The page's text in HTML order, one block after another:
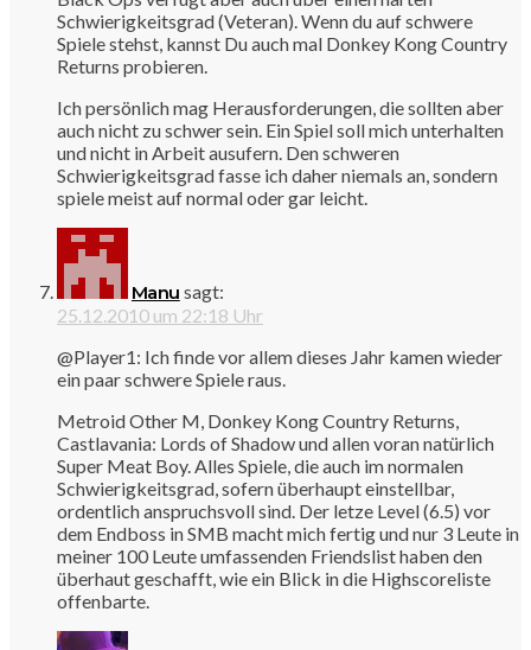
Schwierigkeitsgrad (Veteran). Wenn du auf schwere
Spiele stehst, kannst Du auch mal Donkey Kong Country
Returns probieren.
Ich persönlich mag Herausforderungen, die sollten aber
auch nicht zu schwer sein. Ein Spiel soll mich unterhalten
und nicht in Arbeit ausufern. Den schweren
Schwierigkeitsgrad fasse ich daher niemals an, sondern
spiele meist auf normal oder gar leicht.
Manu sagt:
25.12.2010 um 22:18 Uhr
@Player1: Ich finde vor allem dieses Jahr kamen wieder
ein paar schwere Spiele raus.
Metroid Other M, Donkey Kong Country Returns,
Castlavania: Lords of Shadow und allen voran natürlich
Super Meat Boy. Alles Spiele, die auch im normalen
Schwierigkeitsgrad, sofern überhaupt einstellbar,
ordentlich anspruchsvoll sind. Der letze Level (6.5) vor
dem Endboss in SMB macht mich fertig und nur 3 Leute in
meiner 100 Leute umfassenden Friendslist haben den
überhaut geschafft, wie ein Blick in die Highscoreliste
offenbarte.